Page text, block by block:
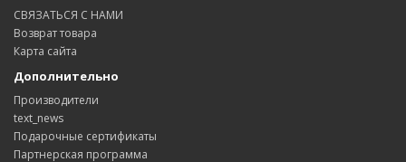
СВЯЗАТЬСЯ С НАМИ
Возврат товара
Карта сайта
Дополнительно
Производители
text_news
Подарочные сертификаты
Партнерская программа